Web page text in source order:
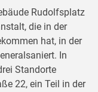
Rudolfsplatz
die in der
hat, in der
In
Standorte
22, ein Teil in der